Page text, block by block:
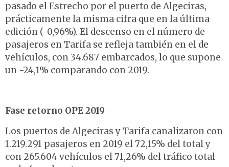
pasado el Estrecho por el puerto de Algeciras,
prácticamente la misma cifra que en la última
edición (-0,96%). El descenso en el número de
pasajeros en Tarifa se refleja también en el de
vehículos, con 34.687 embarcados, lo que supone
un -24,1% comparando con 2019.
Fase retorno OPE 2019
Los puertos de Algeciras y Tarifa canalizaron con
1.219.291 pasajeros en 2019 el 72,15% del total y
con 265.604 vehículos el 71,26% del tráfico total